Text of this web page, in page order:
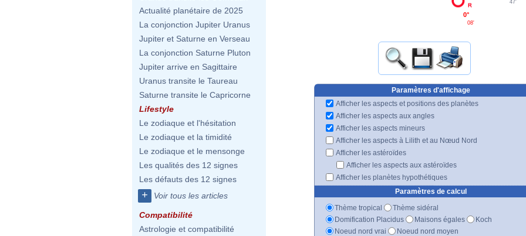
Actualité planétaire de 2025
La conjonction Jupiter Uranus
Jupiter et Saturne en Verseau
La conjonction Saturne Pluton
Jupiter arrive en Sagittaire
Uranus transite le Taureau
Saturne transite le Capricorne
Lifestyle
Le zodiaque et l'hésitation
Le zodiaque et la timidité
Le zodiaque et le mensonge
Les qualités des 12 signes
Les défauts des 12 signes
+ Voir tous les articles
Compatibilité
Astrologie et compatibilité
0°
08'
47'
Paramètres d'affichage
Afficher les aspects et positions des planètes
Afficher les aspects aux angles
Afficher les aspects mineurs
Afficher les aspects à Lilith et au Nœud Nord
Afficher les astéroïdes
Afficher les aspects aux astéroïdes
Afficher les planètes hypothétiques
Paramètres de calcul
Thème tropical
Thème sidéral
Domification Placidus
Maisons égales
Koch
Noeud nord vrai
Noeud nord moyen